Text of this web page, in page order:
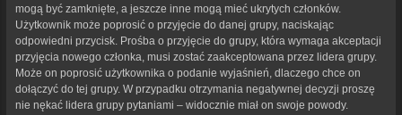
mogą być zamknięte, a jeszcze inne mogą mieć ukrytych członków.
Użytkownik może poprosić o przyjęcie do danej grupy, naciskając
odpowiedni przycisk. Prośba o przyjęcie do grupy, która wymaga akceptacji
przyjęcia nowego członka, musi zostać zaakceptowana przez lidera grupy.
Może on poprosić użytkownika o podanie wyjaśnień, dlaczego chce on
dołączyć do tej grupy. W przypadku otrzymania negatywnej decyzji proszę
nie nękać lidera grupy pytaniami – widocznie miał on swoje powody.